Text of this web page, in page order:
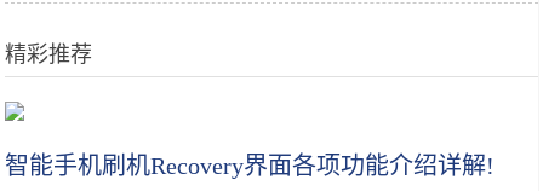
精彩推荐
智能手机刷机Recovery界面各项功能介绍详解!